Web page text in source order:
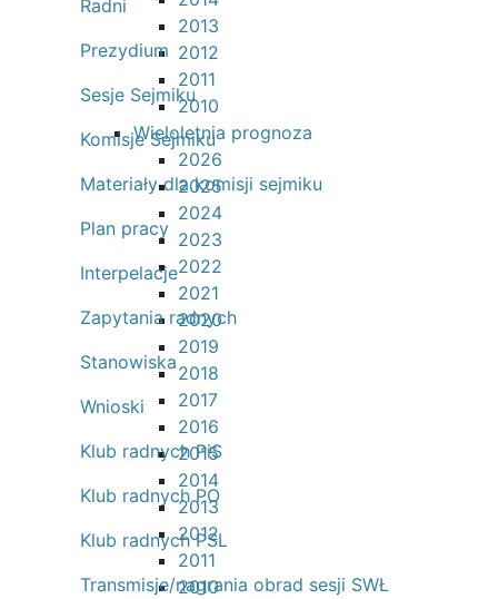
2013
2012
2011
2010
Wieloletnia prognoza
2026
2025
2024
2023
2022
2021
2020
2019
2018
2017
2016
2015
2014
2013
2012
2011
2010
Radni
Prezydium
Sesje Sejmiku
Komisje Sejmiku
Materiały dla komisji sejmiku
Plan pracy
Interpelacje
Zapytania radnych
Stanowiska
Wnioski
Klub radnych PiS
Klub radnych PO
Klub radnych PSL
Transmisje/nagrania obrad sesji SWŁ